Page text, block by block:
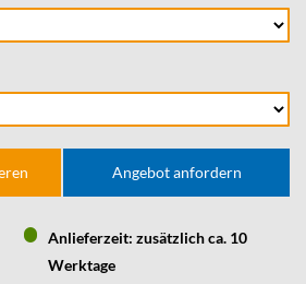
Angebot anfordern
Anlieferzeit: zusätzlich ca. 10
Werktage